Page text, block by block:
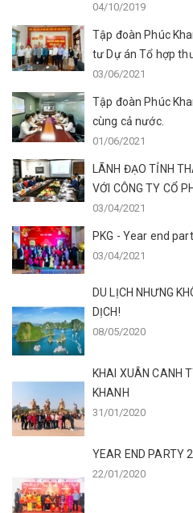
04/10/2019
Tập đoàn Phúc
tư Dự án Tổ hợp
03/06/2021
Tập đoàn Phúc
cùng cả nước.
01/06/2021
LÃNH ĐẠO TỈNH
VỚI CÔNG TY CỔ
03/04/2021
PKG - Year end
03/04/2021
DU LỊCH NHƯNG
DỊCH!
08/05/2020
KHAI XUÂN CANH
KHANH
31/01/2020
YEAR END PARTY
22/01/2020